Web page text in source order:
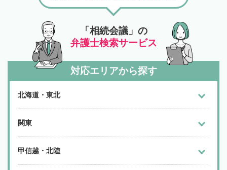
「相続会議」の
弁護士検索サービス
対応エリアから探す
北海道・東北
関東
甲信越・北陸